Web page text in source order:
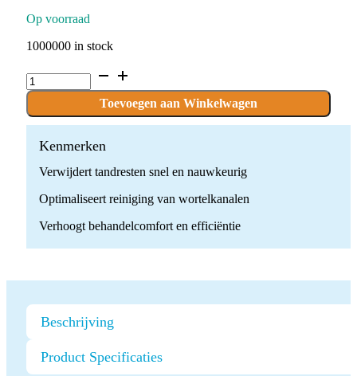
Op voorraad
1000000 in stock
Ultrasone
Endodontische
quantity
Toevoegen aan Winkelwagen
Kenmerken
Verwijdert tandresten snel en nauwkeurig
Optimaliseert reiniging van wortelkanalen
Verhoogt behandelcomfort en efficiëntie
Beschrijving
Product Specificaties